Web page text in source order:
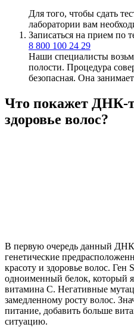
Для того, чтобы сдать
лаборатории вам
Записаться на прием по
8 800 100 24 29
Наши специалисты
полости. Процедура
безопасная. Она
Что покажет ДНК-
здоровье волос?
В первую очередь данный
генетические
красоту и здоровье волос. Ген
одноименный белок, который
витамина C. Негативные
замедленному росту волос.
питание, добавить больше
ситуацию.